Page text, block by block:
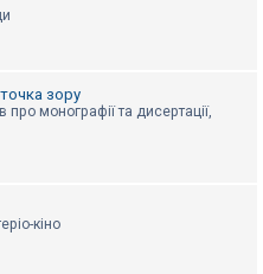
точка зору
про монографії та дисертації,
кіно